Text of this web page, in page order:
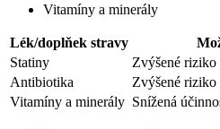
Vitamíny a minerály
Lék/doplňek stravy
Statiny
Zvýšené riziko
Antibiotika
Zvýšené
Vitamíny a minerály Snížená